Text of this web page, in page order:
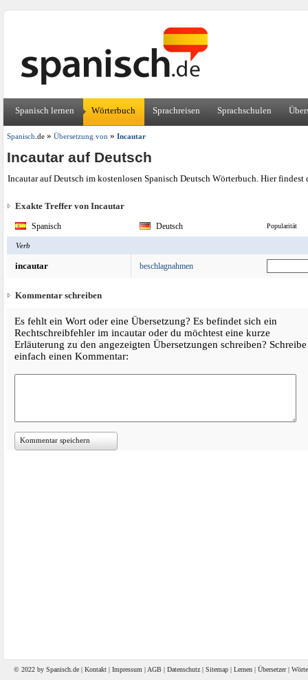
Spanisch lernen Wörterbuch Sprachreisen Sprachschulen
Spanisch .de» Übersetzung von» Incautar
Incautar auf Deutsch
Incautar auf Deutsch im kostenlosen Spanisch Deutsch Wörterbuch. Hier
Exakte Treffer von Incautar
Spanisch Deutsch Popularität
Verb
incautar beschlagnahmen
Kommentar schreiben
Es fehlt ein Wort oder eine Übersetzung? Es befindet sich ein
Rechtschreibfehler im incautar oder du möchtest eine kurze
Erläuterung zu den angezeigten Übersetzungen schreiben? Schreibe
einfach einen Kommentar:
Kommentar speichern
© 2022 by Spanisch .de | Kontakt | Impressum | AGB | Datenschutz | Sitemap | Lernen | Übersetzer|